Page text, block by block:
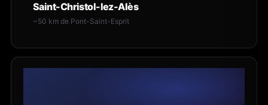
Saint-Christol-lez-Alès
~50 km de Pont-Saint-Esprit